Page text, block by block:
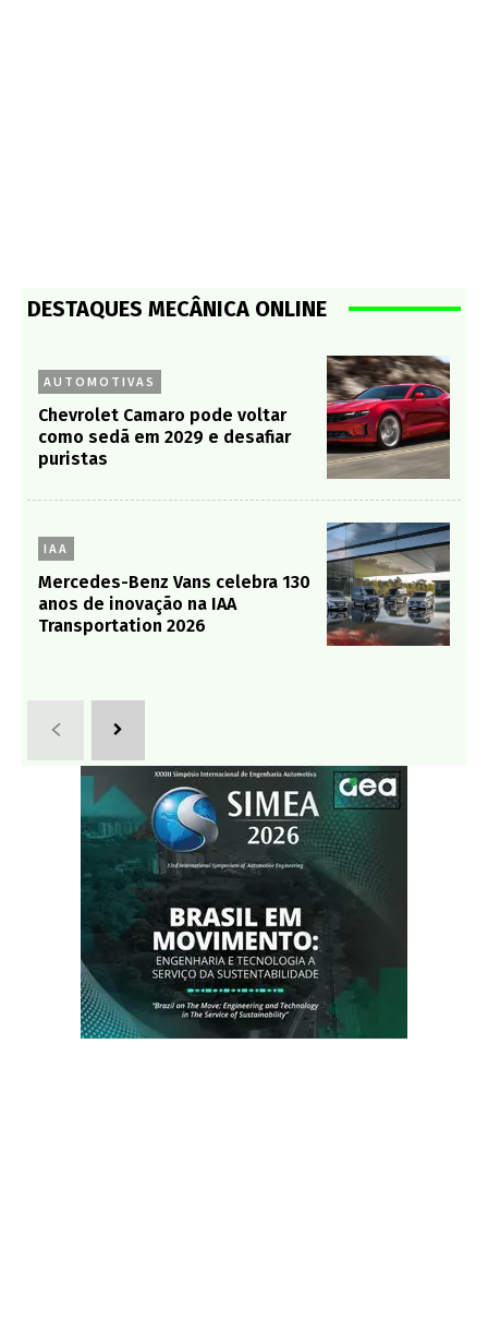
DESTAQUES MECÂNICA ONLINE
AUTOMOTIVAS
Chevrolet Camaro pode voltar
como sedã em 2029 e desafiar
puristas
IAA
Mercedes-Benz Vans celebra 130
anos de inovação na IAA
Transportation 2026